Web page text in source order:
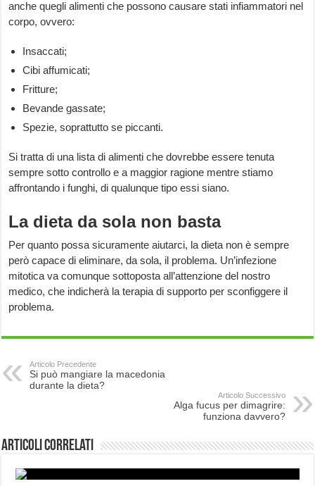
anche quegli alimenti che possono causare stati infiammatori nel
corpo, ovvero:
Insaccati;
Cibi affumicati;
Fritture;
Bevande gassate;
Spezie, soprattutto se piccanti.
Si tratta di una lista di alimenti che dovrebbe essere tenuta
sempre sotto controllo e a maggior ragione mentre stiamo
affrontando i funghi, di qualunque tipo essi siano.
La dieta da sola non basta
Per quanto possa sicuramente aiutarci, la dieta non è sempre
però capace di eliminare, da sola, il problema. Un’infezione
mitotica va comunque sottoposta all’attenzione del nostro
medico, che indicherà la terapia di supporto per sconfiggere il
problema.
Articolo Precedente
Si può mangiare la macedonia
durante la dieta?
Articolo Successivo
Alga fucus per dimagrire:
funziona davvero?
Articoli correlati